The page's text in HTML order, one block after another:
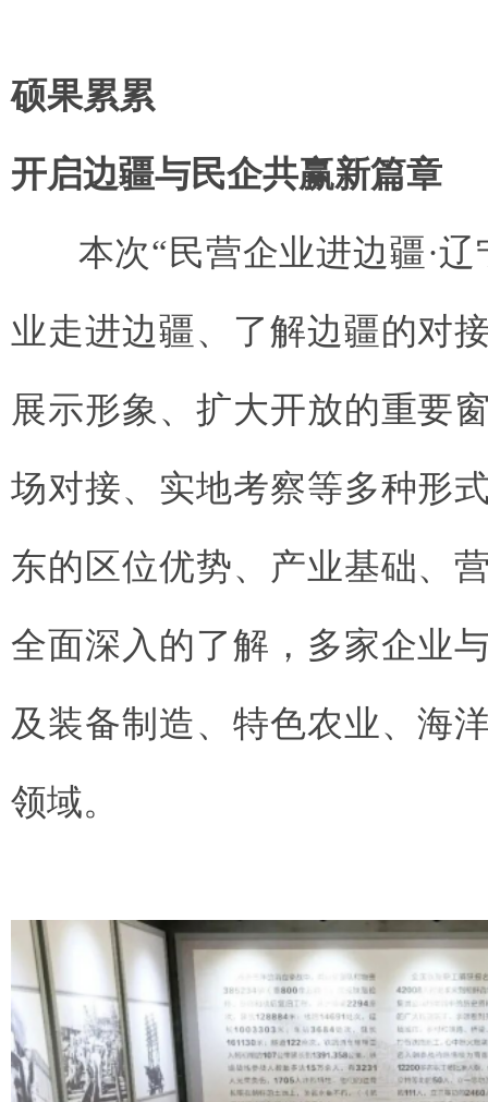
硕果累累
开启边疆与民企共赢新篇章
本次“民营企业进边疆·
业走进边疆、了解边疆的对
展示形象、扩大开放的重要
场对接、实地考察等多种形
东的区位优势、产业基础、
全面深入的了解，多家企业
及装备制造、特色农业、海
领域。